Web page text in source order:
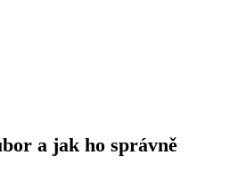
a jak ho správně